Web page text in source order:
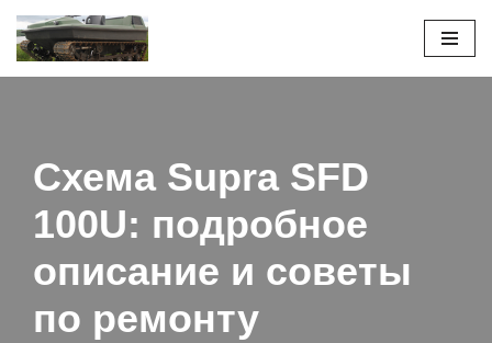
Перейти
Схема Supra SFD
100U: подробное
описание и советы
по ремонту